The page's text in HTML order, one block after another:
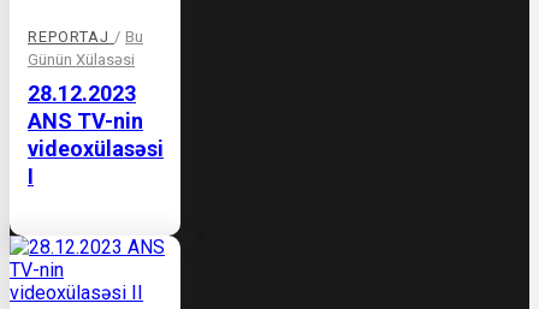
REPORTAJ / Bu
Günün Xülasəsi
28.12.2023
ANS TV-nin
videoxülasəsi
I